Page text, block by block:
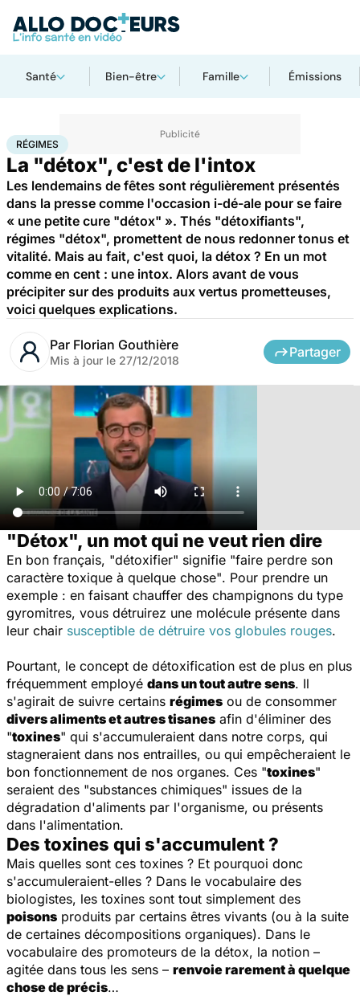
Santé Bien-être Famille Émissions
AccueilSanté
RÉGIMES
La "détox", c'est de l'intox
Les lendemains de fêtes sont régulièrement présentés
dans la presse comme l'occasion i-dé-ale pour se faire
« une petite cure "détox" ». Thés "détoxifiants",
régimes "détox", promettent de nous redonner tonus et
vitalité. Mais au fait, c'est quoi, la détox ? En un mot
comme en cent : une intox. Alors avant de vous
précipiter sur des produits aux vertus prometteuses,
voici quelques explications.
Par Florian Gouthière
Mis à jour le 27/12/2018
Partager
"Détox", un mot qui ne veut rien dire
En bon français, "détoxifier" signifie "faire perdre son
caractère toxique à quelque chose". Pour prendre un
exemple : en faisant chauffer des champignons du type
gyromitres, vous détruirez une molécule présente dans
leur chair susceptible de détruire vos globules rouges.
Pourtant, le concept de détoxification est de plus en plus
fréquemment employé dans un tout autre sens. Il
s'agirait de suivre certains régimes ou de consommer
divers aliments et autres tisanes afin d'éliminer des
"toxines" qui s'accumuleraient dans notre corps, qui
stagneraient dans nos entrailles, ou qui empêcheraient le
bon fonctionnement de nos organes. Ces "toxines"
seraient des "substances chimiques" issues de la
dégradation d'aliments par l'organisme, ou présents
dans l'alimentation.
Des toxines qui s'accumulent ?
Mais quelles sont ces toxines ? Et pourquoi donc
s'accumuleraient-elles ? Dans le vocabulaire des
biologistes, les toxines sont tout simplement des
poisons produits par certains êtres vivants (ou à la suite
de certaines décompositions organiques). Dans le
vocabulaire des promoteurs de la détox, la notion –
agitée dans tous les sens – renvoie rarement à quelque
chose de précis…